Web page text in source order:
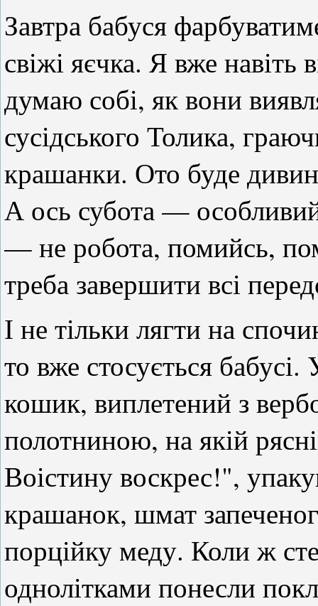
Завтра бабуся
свіжі яєчка. Я вже навіть
думаю собі, як вони
сусідського Толика,
крашанки. Ото буде
А ось субота —
— не робота, помийсь,
треба завершити всі
І не тільки лягти на
то вже стосується
кошик, виплетений з
полотниною, на якій
Воістину воскрес!",
крашанок, шмат
порційку меду. Коли ж
однолітками понесли